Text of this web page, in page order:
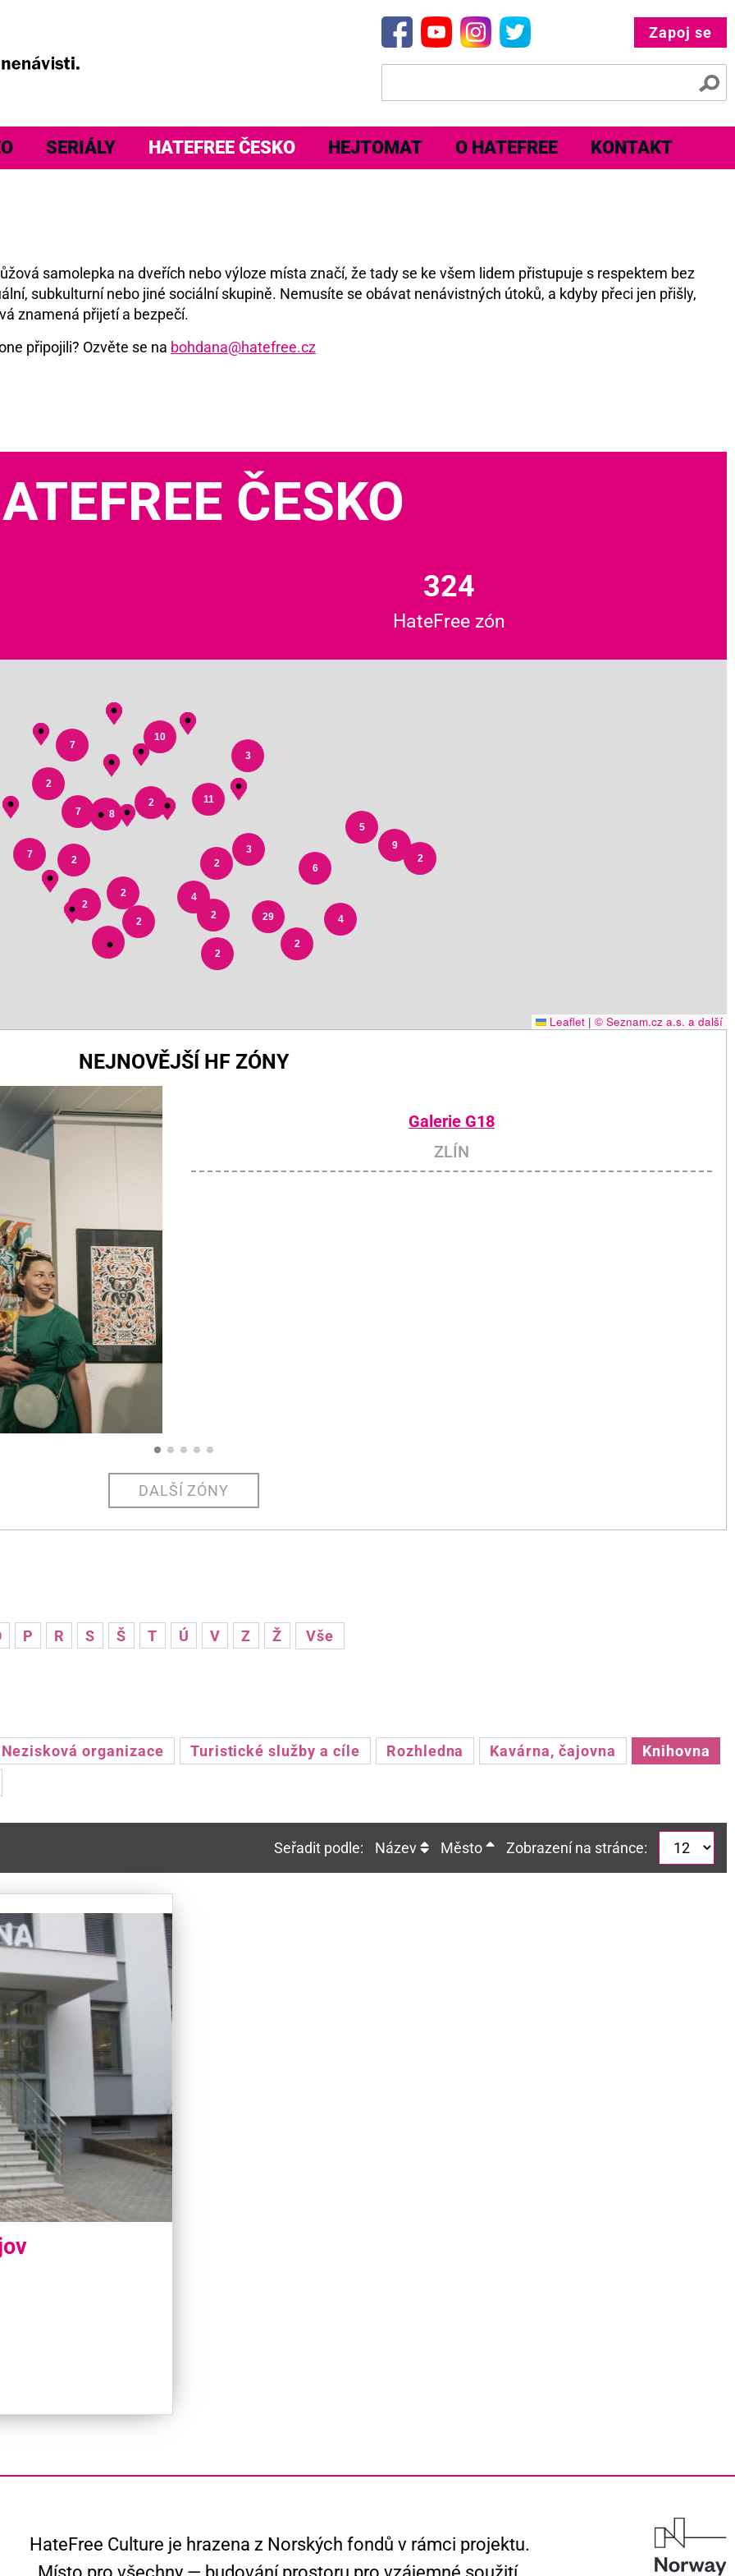
SERIÁLY HATEFREE ČESKO HEJTOMAT O HATEFREE KONTAKT
Zapoj se
samolepka na dveřích nebo výloze místa značí, že tady se ke všem lidem přistupuje s respektem bez
subkulturní nebo jiné sociální skupině. Nemusíte se obávat nenávistných útoků, a kdyby přeci jen přišly,
znamená přijetí a bezpečí.
připojili? Ozvěte se na bohdana@hatefree.cz
ČESKO
324
HateFree zón
2
2
5
9
2
6
4
2
2
4
2
29
3
3
10
11
2
7
7
2
2
3
2
2
7 178
Leaflet | © Seznam.cz a.s. a další
NEJNOVĚJŠÍ HF ZÓNY
Galerie G18
ZLÍN
DALŠÍ ZÓNY
P R S Š T Ú V Z Ž Vše
Nezisková organizace Turistické služby a cíle Rozhledna Kavárna, čajovna Knihovna
Seřadit podle: Název Město Zobrazení na stránce:
HateFree Culture je hrazena z Norských fondů v rámci projektu.